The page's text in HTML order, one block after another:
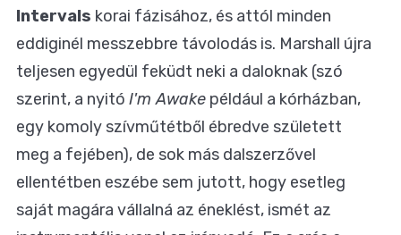
Intervals korai fázisához, és attól minden
eddiginél messzebbre távolodás is. Marshall újra
teljesen egyedül feküdt neki a daloknak (szó
szerint, a nyitó I'm Awake például a kórházban,
egy komoly szívműtétből ébredve született
meg a fejében), de sok más dalszerzővel
ellentétben eszébe sem jutott, hogy esetleg
saját magára vállalná az éneklést, ismét az